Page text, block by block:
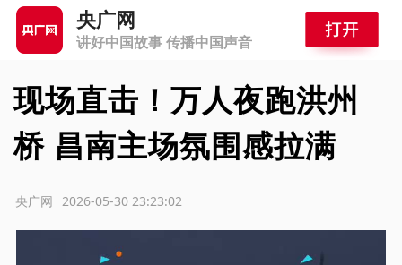
央广网
讲好中国故事 传播中国声音
现场直击！万人夜跑洪州
桥 昌南主场氛围感拉满
2026-05-30 23:23:02
央广网